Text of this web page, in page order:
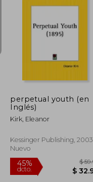
45%
dcto.
perpetual youth (en
Inglés)
Kirk, Eleanor
Kessinger Publishing, 2003,
Nuevo